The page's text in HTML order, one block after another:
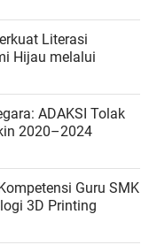
Literasi
Hijau melalui
ADAKSI Tolak
2020–2024
Guru SMK
3D Printing